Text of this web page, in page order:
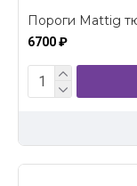
Пороги Mattig
6700 ₽